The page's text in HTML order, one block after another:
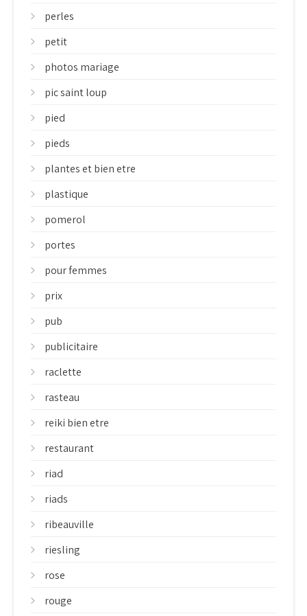
perles
petit
photos mariage
pic saint loup
pied
pieds
plantes et bien etre
plastique
pomerol
portes
pour femmes
prix
pub
publicitaire
raclette
rasteau
reiki bien etre
restaurant
riad
riads
ribeauville
riesling
rose
rouge